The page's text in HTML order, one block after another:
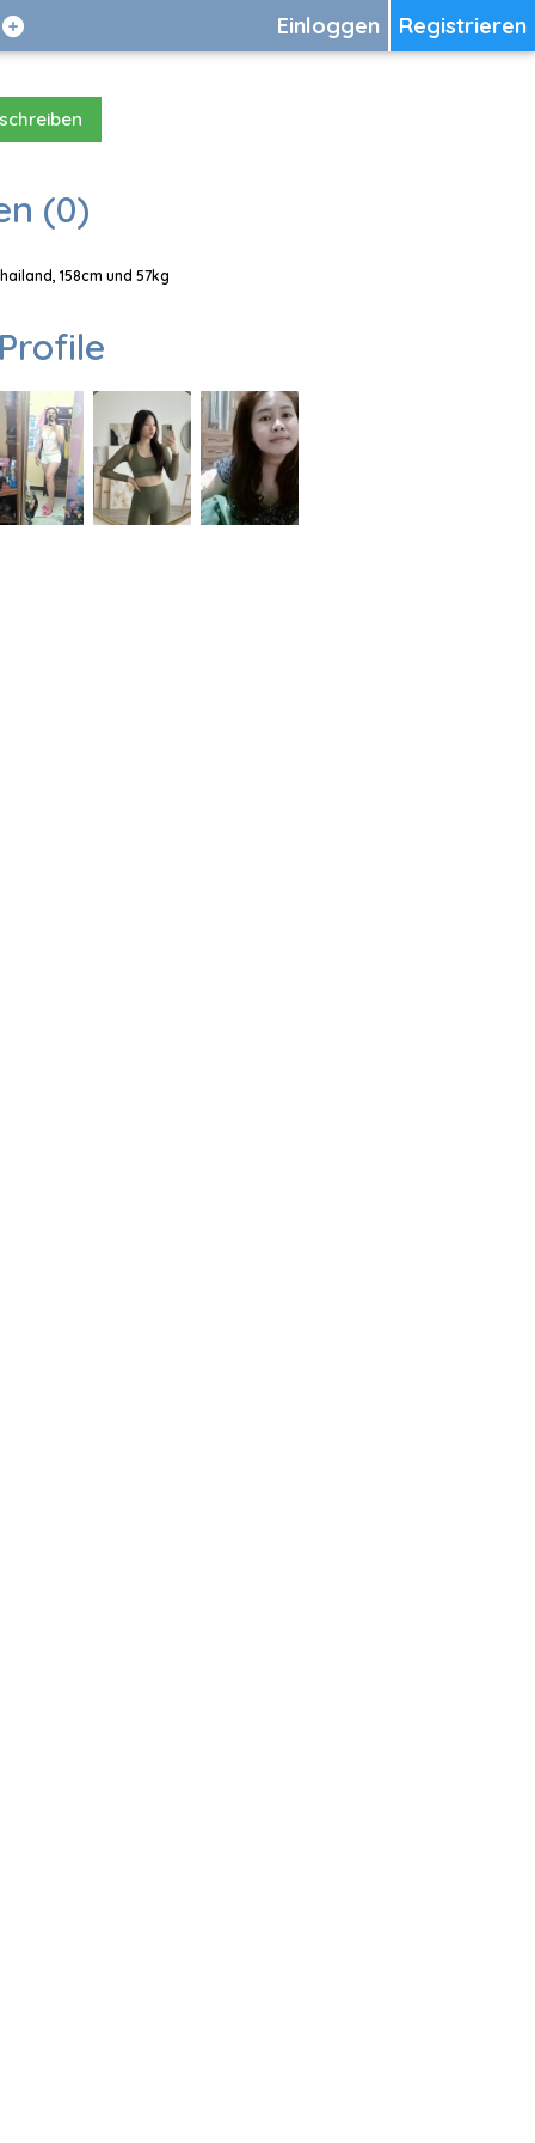
Registrieren
Einloggen
(0)
158cm und 57kg